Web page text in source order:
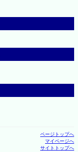
ページトップへ
マイページへ
サイトトップへ